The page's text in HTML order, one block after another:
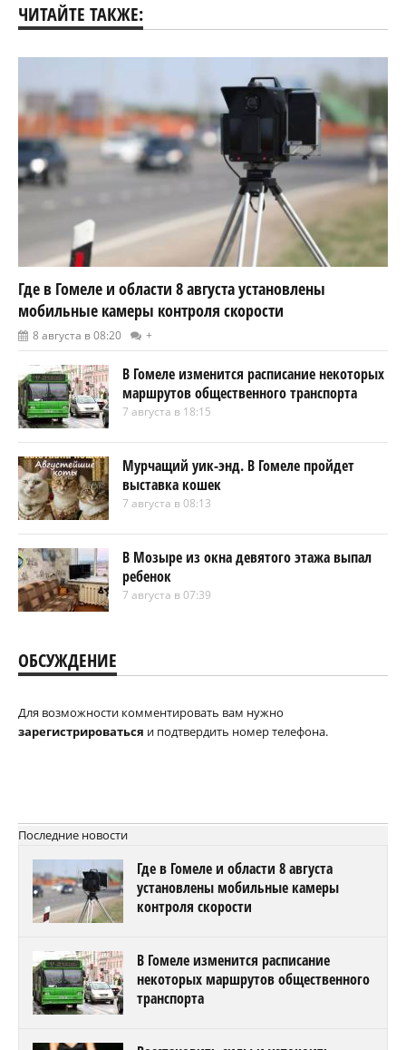
ЧИТАЙТЕ ТАКЖЕ:
Где в Гомеле и области 8 августа установлены
мобильные камеры контроля скорости
8 августа в 08:20 +
В Гомеле изменится расписание некоторых
маршрутов общественного транспорта
7 августа в 18:15
Мурчащий уик-энд. В Гомеле пройдет
выставка кошек
7 августа в 08:13
В Мозыре из окна девятого этажа выпал
ребенок
7 августа в 07:39
ОБСУЖДЕНИЕ
Для возможности комментировать вам нужно
зарегистрироваться и подтвердить номер телефона.
Последние новости
Где в Гомеле и области 8 августа
установлены мобильные камеры
контроля скорости
В Гомеле изменится расписание
некоторых маршрутов общественного
транспорта